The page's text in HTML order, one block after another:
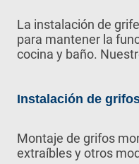
La instalación de
para mantener la
cocina y baño.
Instalación de
Montaje de grifos
extraíbles y otros